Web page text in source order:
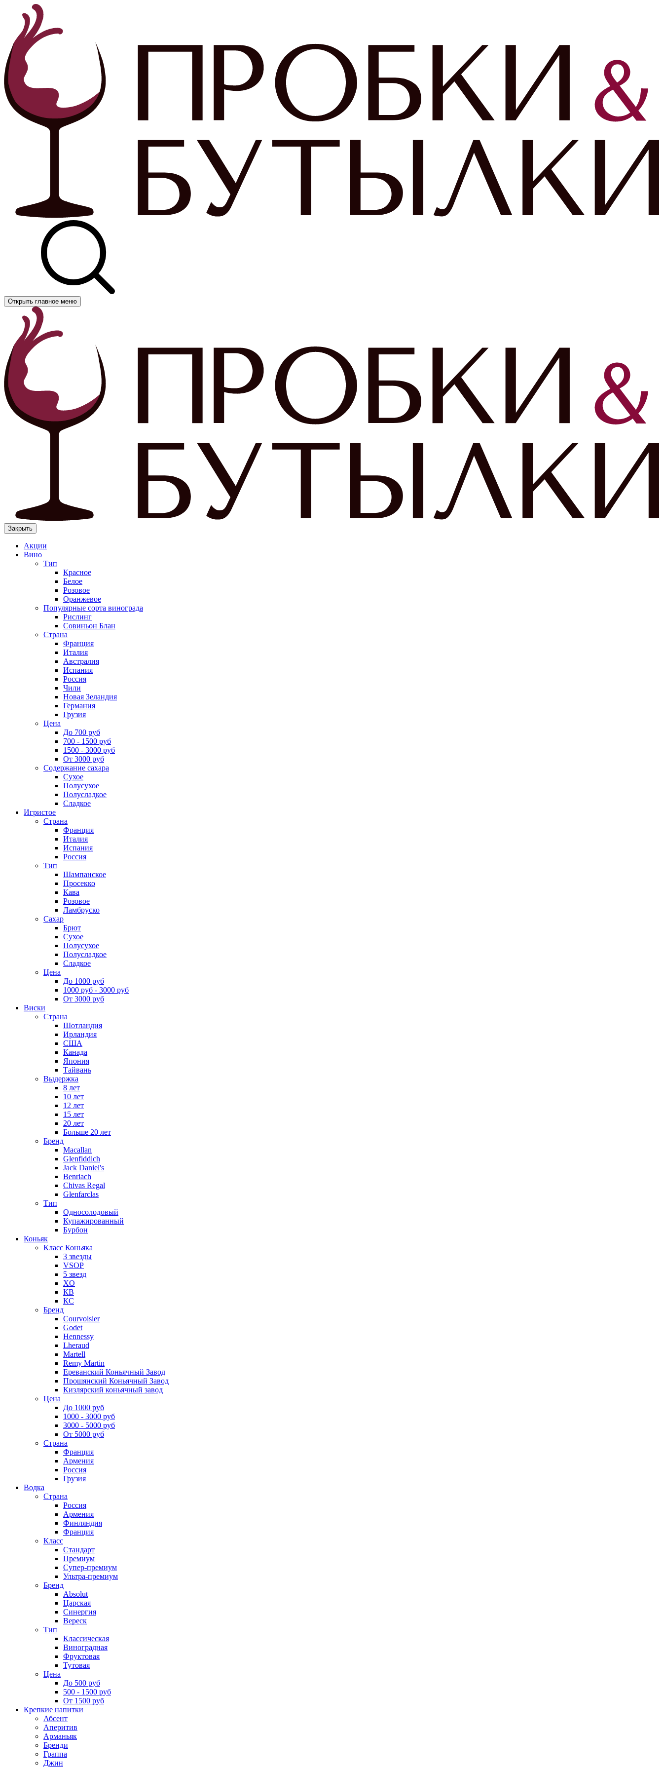
Открыть главное меню
Закрыть
Акции
Вино
Тип
Красное
Белое
Розовое
Оранжевое
Популярные сорта винограда
Рислинг
Совиньон Блан
Страна
Франция
Италия
Австралия
Испания
Россия
Чили
Новая Зеландия
Германия
Грузия
Цена
До 700 руб
700 - 1500 руб
1500 - 3000 руб
От 3000 руб
Содержание сахара
Сухое
Полусухое
Полусладкое
Сладкое
Игристое
Страна
Франция
Италия
Испания
Россия
Тип
Шампанское
Просекко
Кава
Розовое
Ламбруско
Сахар
Брют
Сухое
Полусухое
Полусладкое
Сладкое
Цена
До 1000 руб
1000 руб - 3000 руб
От 3000 руб
Виски
Страна
Шотландия
Ирландия
США
Канада
Япония
Тайвань
Выдержка
8 лет
10 лет
12 лет
15 лет
20 лет
Больше 20 лет
Бренд
Macallan
Glenfiddich
Jack Daniel's
Benriach
Chivas Regal
Glenfarclas
Тип
Односолодовый
Купажированный
Бурбон
Коньяк
Класс Коньяка
3 звезды
VSOP
5 звезд
XO
КВ
КС
Бренд
Courvoisier
Godet
Hennessy
Lheraud
Martell
Remy Martin
Ереванский Коньячный Завод
Прошянский Коньячный Завод
Кизлярский коньячный завод
Цена
До 1000 руб
1000 - 3000 руб
3000 - 5000 руб
От 5000 руб
Страна
Франция
Армения
Россия
Грузия
Водка
Страна
Россия
Армения
Финляндия
Франция
Класс
Стандарт
Премиум
Супер-премиум
Ультра-премиум
Бренд
Absolut
Царская
Синергия
Вереск
Тип
Классическая
Виноградная
Фруктовая
Тутовая
Цена
До 500 руб
500 - 1500 руб
От 1500 руб
Крепкие напитки
Абсент
Аперитив
Арманьяк
Бренди
Граппа
Джин